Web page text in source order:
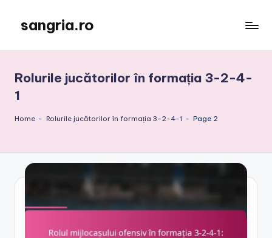
content
sangria.ro
Rolurile jucătorilor în formația 3-2-4-
1
Home - Rolurile jucătorilor în formația 3-2-4-1 - Page 2